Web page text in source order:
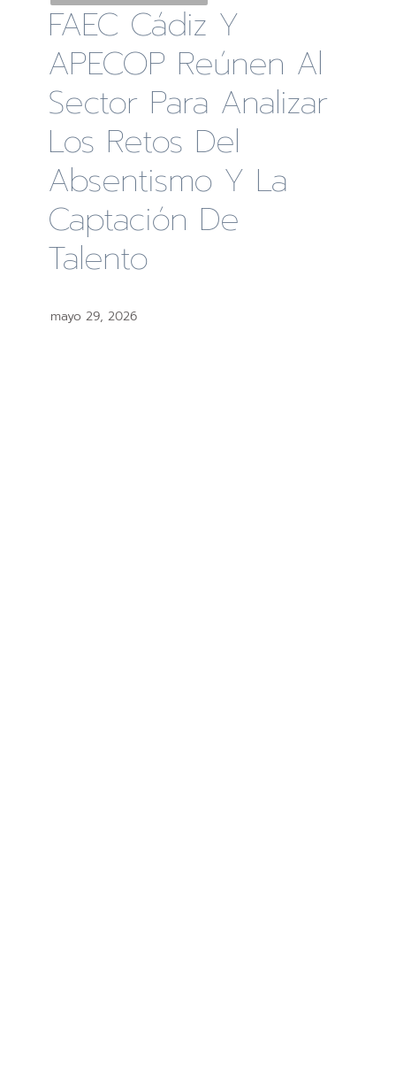
FAEC Cádiz Y
APECOP Reúnen Al
Sector Para Analizar
Los Retos Del
Absentismo Y La
Captación De
Talento
mayo 29, 2026